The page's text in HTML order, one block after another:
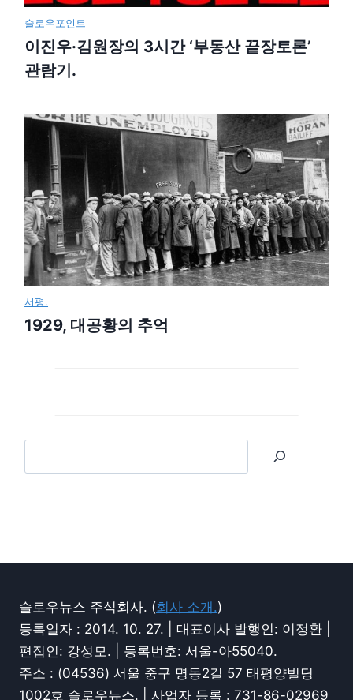
슬로우포인트
이진우·김원장의 3시간 ‘부동산 끝장토론’
관람기.
서평.
1929, 대공황의 추억
슬로우뉴스 주식회사. (회사 소개.)
등록일자 : 2014. 10. 27. | 대표이사 발행인: 이정환 |
편집인: 강성모. | 등록번호: 서울-아55040.
주소 : (04536) 서울 중구 명동2길 57 태평양빌딩
1002호 슬로우뉴스. | 사업자 등록 : 731-86-02969